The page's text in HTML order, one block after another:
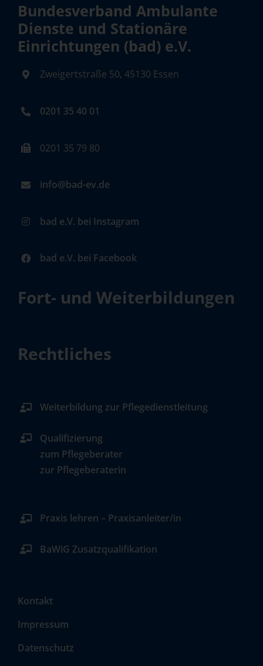
Bundesverband Ambulante
Dienste und Stationäre
Einrichtungen (bad) e.V.
Zweigertstraße 50, 45130 Essen
0201 35 40 01
0201 35 79 80
info@bad-ev.de
bad e.V. bei Instagram
bad e.V. bei Facebook
Fort- und Weiterbildungen
Rechtliches
Weiterbildung zur Pflegedienstleitung
Qualifizierung
zum Pflegeberater
zur Pflegeberaterin
Praxis lehren – Praxisanleiter/in
BaWiG Zusatzqualifikation
Kontakt
Impressum
Datenschutz